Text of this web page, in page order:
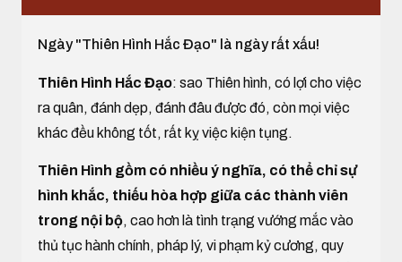
Ngày "Thiên Hình Hắc Đạo" là ngày rất xấu!
Thiên Hình Hắc Đạo: sao Thiên hình, có lợi cho việc
ra quân, đánh dẹp, đánh đâu được đó, còn mọi việc
khác đều không tốt, rất kỵ việc kiện tụng.
Thiên Hình gồm có nhiều ý nghĩa, có thể chỉ sự
hình khắc, thiếu hòa hợp giữa các thành viên
trong nội bộ, cao hơn là tình trạng vướng mắc vào
thủ tục hành chính, pháp lý, vi phạm kỷ cương, quy